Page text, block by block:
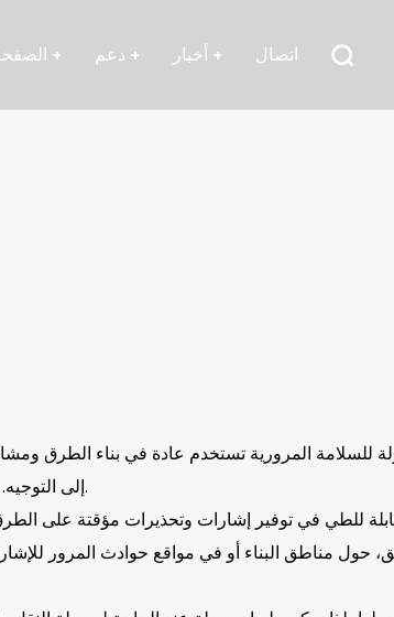
+ دعم + أخبار + اتصال
للسلامة المرورية تستخدم عادة في بناء الطرق
إلى التوجيه. عادةً ما تُصنع مخاريط المرور القابلة للطي من مواد ناعمة ولكنها متينة مقارنةً بمخاريط المرور التقليدية.
للطي في توفير إشارات وتحذيرات مؤقتة على
حول مناطق البناء أو في مواقع حوادث المرور